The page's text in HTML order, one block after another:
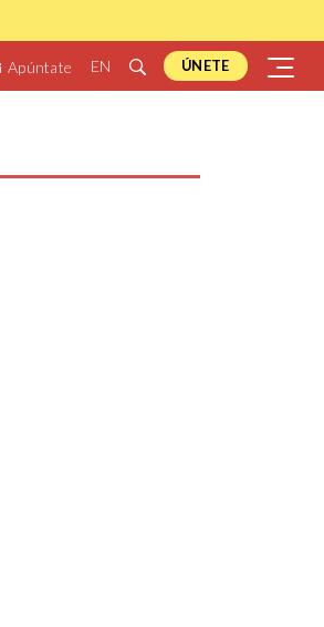
Apúntate EN ÚNETE